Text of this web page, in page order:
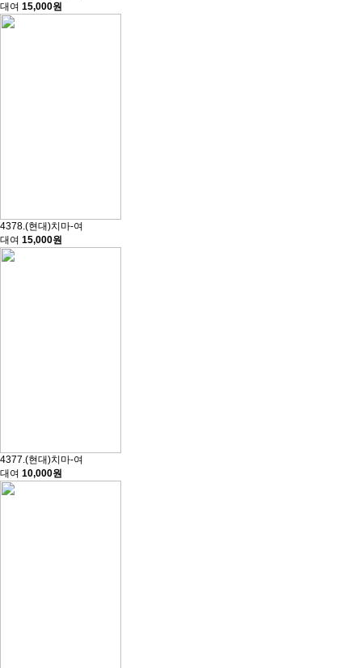
대여 15,000원
4378.(현대)치마-여
대여 15,000원
4377.(현대)치마-여
대여 10,000원